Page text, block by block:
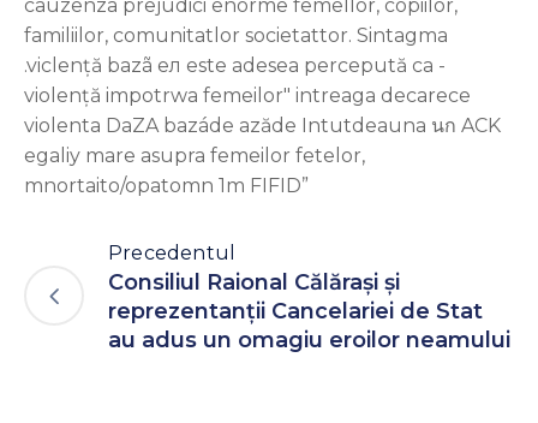
Precedentul
Consiliul Raional Călărași și
reprezentanții Cancelariei de Stat
au adus un omagiu eroilor neamului